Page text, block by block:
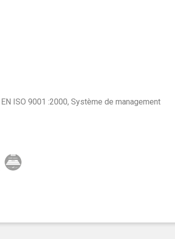
ISO 9001 :2000, Système de management